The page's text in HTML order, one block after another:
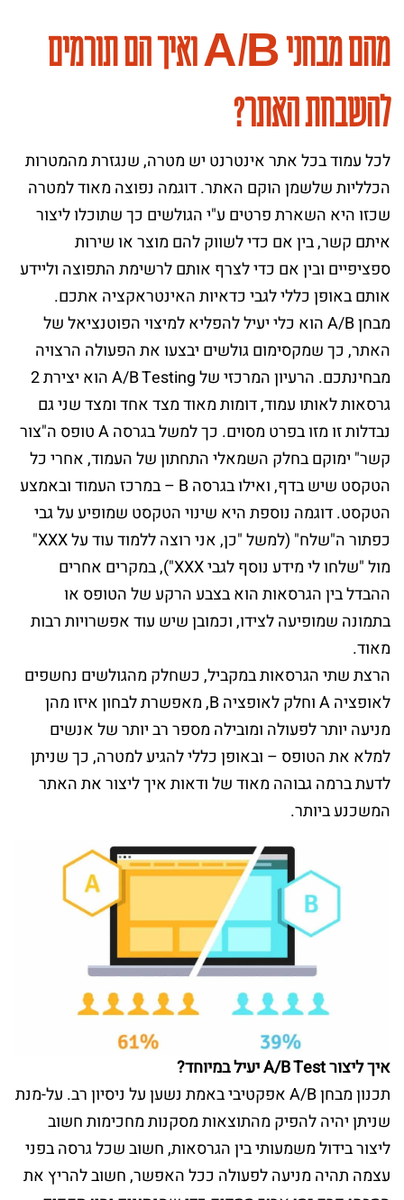
מהם מבחני A/B ואיך הם תורמים
להשבחת האתר?
לכל עמוד בכל אתר אינטרנט יש מטרה, שנגזרת מהמטרות
הכלליות שלשמן הוקם האתר. דוגמה נפוצה מאוד למטרה
שכזו היא השארת פרטים ע"י הגולשים כך שתוכלו ליצור
איתם קשר, בין אם כדי לשווק להם מוצר או שירות
ספציפיים ובין אם כדי לצרף אותם לרשימת התפוצה וליידע
אותם באופן כללי לגבי כדאיות האינטראקציה אתכם.
מבחן A/B הוא כלי יעיל להפליא למיצוי הפוטנציאל של
האתר, כך שמקסימום גולשים יבצעו את הפעולה הרצויה
מבחינתכם. הרעיון המרכזי של A/B Testing הוא יצירת 2
גרסאות לאותו עמוד, דומות מאוד מצד אחד ומצד שני גם
נבדלות זו מזו בפרט מסוים. כך למשל בגרסה A טופס ה"צור
קשר" ימוקם בחלק השמאלי התחתון של העמוד, אחרי כל
הטקסט שיש בדף, ואילו בגרסה B – במרכז העמוד ובאמצע
הטקסט. דוגמה נוספת היא שינוי הטקסט שמופיע על גבי
כפתור ה"שלח" (למשל "כן, אני רוצה ללמוד עוד על XXX"
מול "שלחו לי מידע נוסף לגבי XXX"), במקרים אחרים
ההבדל בין הגרסאות הוא בצבע הרקע של הטופס או
בתמונה שמופיעה לצידו, וכמובן שיש עוד אפשרויות רבות
מאוד.
הרצת שתי הגרסאות במקביל, כשחלק מהגולשים נחשפים
לאופציה A וחלק לאופציה B, מאפשרת לבחון איזו מהן
מניעה יותר לפעולה ומובילה מספר רב יותר של אנשים
למלא את הטופס – ובאופן כללי להגיע למטרה, כך שניתן
לדעת ברמה גבוהה מאוד של ודאות איך ליצור את האתר
המשכנע ביותר.
איך ליצור A/B Test יעיל במיוחד?
תכנון מבחן A/B אפקטיבי באמת נשען על ניסיון רב. על-מנת
שניתן יהיה להפיק מהתוצאות מסקנות מחכימות חשוב
ליצור בידול משמעותי בין הגרסאות, חשוב שכל גרסה בפני
עצמה תהיה מניעה לפעולה ככל האפשר, חשוב להריץ את